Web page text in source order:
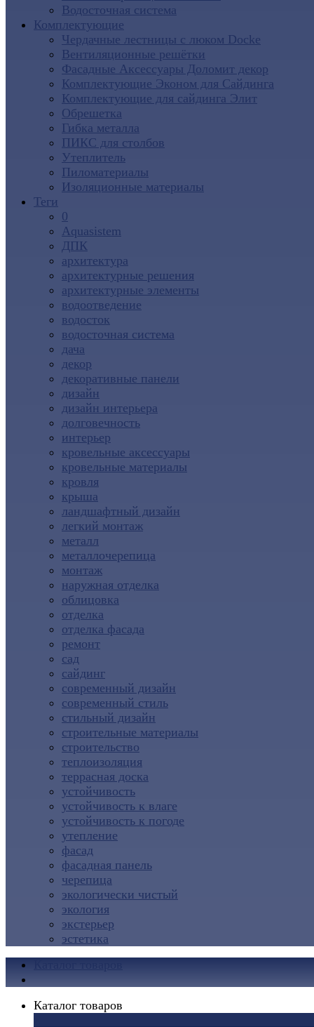
Водосточная система
Комплектующие
Чердачные лестницы с люком Docke
Вентиляционные решётки
Фасадные Аксессуары Доломит декор
Комплектующие Эконом для Сайдинга
Комплектующие для cайдинга Элит
Обрешетка
Гибка металла
ПИКС для столбов
Утеплитель
Пиломатериалы
Изоляционные материалы
Теги
0
Aquasistem
ДПК
архитектура
архитектурные решения
архитектурные элементы
водоотведение
водосток
водосточная система
дача
декор
декоративные панели
дизайн
дизайн интерьера
долговечность
интерьер
кровельные аксессуары
кровельные материалы
кровля
крыша
ландшафтный дизайн
легкий монтаж
металл
металлочерепица
монтаж
наружная отделка
облицовка
отделка
отделка фасада
ремонт
сад
сайдинг
современный дизайн
современный стиль
стильный дизайн
строительные материалы
строительство
теплоизоляция
террасная доска
устойчивость
устойчивость к влаге
устойчивость к погоде
утепление
фасад
фасадная панель
черепица
экологически чистый
экология
экстерьер
эстетика
Каталог товаров